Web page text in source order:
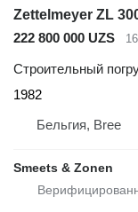
Zettelmeyer ZL
222 800 000 UZS
Строительный
1982
Бельгия, Bree
Smeets & Zonen